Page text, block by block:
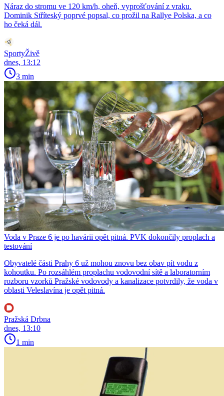
Náraz do stromu ve 120 km/h, oheň, vyprošťování z vraku.
Dominik Stříteský poprvé popsal, co prožil na Rallye Polska, a co
ho čeká dál.
SportyŽivě
dnes, 13:12
3 min
Voda v Praze 6 je po havárii opět pitná. PVK dokončily proplach a
testování
Obyvatelé části Prahy 6 už mohou znovu bez obav pít vodu z
kohoutku. Po rozsáhlém proplachu vodovodní sítě a laboratorním
rozboru vzorků Pražské vodovody a kanalizace potvrdily, že voda v
oblasti Veleslavína je opět pitná.
Pražská Drbna
dnes, 13:10
1 min